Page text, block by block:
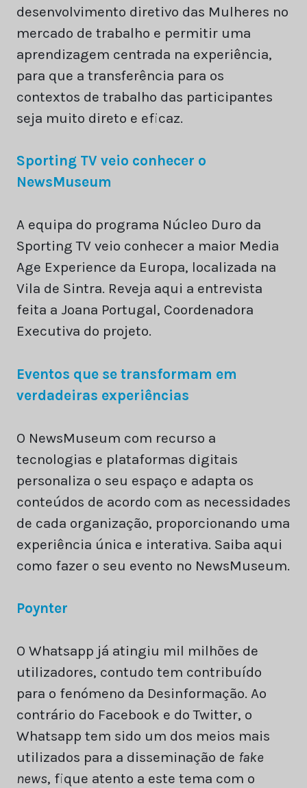
desenvolvimento diretivo das Mulheres no
mercado de trabalho e permitir uma
aprendizagem centrada na experiência,
para que a transferência para os
contextos de trabalho das participantes
seja muito direto e eficaz.
Sporting TV veio conhecer o
NewsMuseum
A equipa do programa Núcleo Duro da
Sporting TV veio conhecer a maior Media
Age Experience da Europa, localizada na
Vila de Sintra. Reveja aqui a entrevista
feita a Joana Portugal, Coordenadora
Executiva do projeto.
Eventos que se transformam em
verdadeiras experiências
O NewsMuseum com recurso a
tecnologias e plataformas digitais
personaliza o seu espaço e adapta os
conteúdos de acordo com as necessidades
de cada organização, proporcionando uma
experiência única e interativa. Saiba aqui
como fazer o seu evento no NewsMuseum.
Poynter
O Whatsapp já atingiu mil milhões de
utilizadores, contudo tem contribuído
para o fenómeno da Desinformação. Ao
contrário do Facebook e do Twitter, o
Whatsapp tem sido um dos meios mais
utilizados para a disseminação de fake
news, fique atento a este tema com o